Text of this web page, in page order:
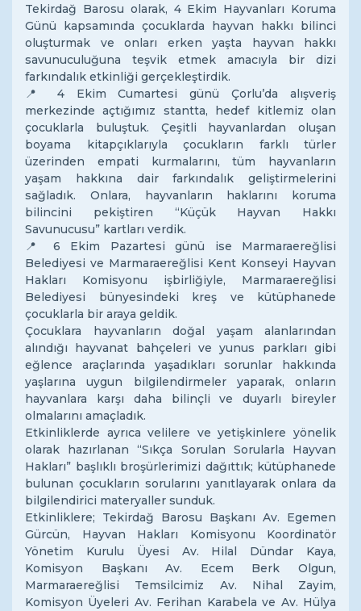
Tekirdağ Barosu olarak, 4 Ekim Hayvanları Koruma
Günü kapsamında çocuklarda hayvan hakkı bilinci
oluşturmak ve onları erken yaşta hayvan hakkı
savunuculuğuna teşvik etmek amacıyla bir dizi
farkındalık etkinliği gerçekleştirdik.
📍 4 Ekim Cumartesi günü Çorlu’da alışveriş
merkezinde açtığımız stantta, hedef kitlemiz olan
çocuklarla buluştuk. Çeşitli hayvanlardan oluşan
boyama kitapçıklarıyla çocukların farklı türler
üzerinden empati kurmalarını, tüm hayvanların
yaşam hakkına dair farkındalık geliştirmelerini
sağladık. Onlara, hayvanların haklarını koruma
bilincini pekiştiren “Küçük Hayvan Hakkı
Savunucusu” kartları verdik.
📍 6 Ekim Pazartesi günü ise Marmaraereğlisi
Belediyesi ve Marmaraereğlisi Kent Konseyi Hayvan
Hakları Komisyonu işbirliğiyle, Marmaraereğlisi
Belediyesi bünyesindeki kreş ve kütüphanede
çocuklarla bir araya geldik.
Çocuklara hayvanların doğal yaşam alanlarından
alındığı hayvanat bahçeleri ve yunus parkları gibi
eğlence araçlarında yaşadıkları sorunlar hakkında
yaşlarına uygun bilgilendirmeler yaparak, onların
hayvanlara karşı daha bilinçli ve duyarlı bireyler
olmalarını amaçladık.
Etkinliklerde ayrıca velilere ve yetişkinlere yönelik
olarak hazırlanan “Sıkça Sorulan Sorularla Hayvan
Hakları” başlıklı broşürlerimizi dağıttık; kütüphanede
bulunan çocukların sorularını yanıtlayarak onlara da
bilgilendirici materyaller sunduk.
Etkinliklere; Tekirdağ Barosu Başkanı Av. Egemen
Gürcün, Hayvan Hakları Komisyonu Koordinatör
Yönetim Kurulu Üyesi Av. Hilal Dündar Kaya,
Komisyon Başkanı Av. Ecem Berk Olgun,
Marmaraereğlisi Temsilcimiz Av. Nihal Zayim,
Komisyon Üyeleri Av. Ferihan Karabela ve Av. Hülya